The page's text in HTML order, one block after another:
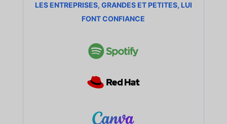
LES ENTREPRISES, GRANDES ET PETITES, LUI
FONT CONFIANCE